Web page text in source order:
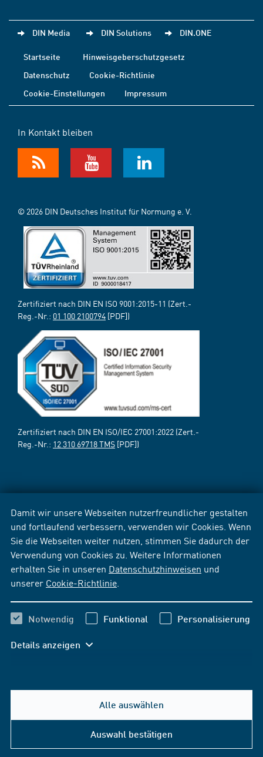
Damit wir unsere Webseiten nutzerfreundlicher gestalten
und fortlaufend verbessern, verwenden wir Cookies. Wenn
Sie die Webseiten weiter nutzen, stimmen Sie dadurch der
Verwendung von Cookies zu. Weitere Informationen
erhalten Sie in unseren Datenschutzhinweisen und
unserer Cookie-Richtlinie
Notwendig Funktional Personalisierung
Details anzeigen
Alle auswählen
Auswahl bestätigen
DIN Media DIN Solutions DIN.ONE
Startseite
Hinweisgeberschutzgesetz
Datenschutz
Cookie-Richtlinie
Cookie-Einstellungen
Impressum
In Kontakt bleiben
© 2026 DIN Deutsches Institut für Normung e. V.
Zertifiziert nach DIN EN ISO 9001:2015-11 (Zert.-
Reg.-Nr.: 01 100 2100794 [PDF])
Zertifiziert nach DIN EN ISO/IEC 27001:2022 (Zert.-
Reg.-Nr.: 12 310 69718 TMS [PDF])